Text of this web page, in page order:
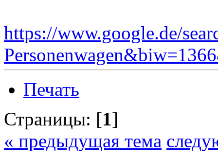
https://www.google.de/
Печать
Страницы: [1]
« предыдущая тема